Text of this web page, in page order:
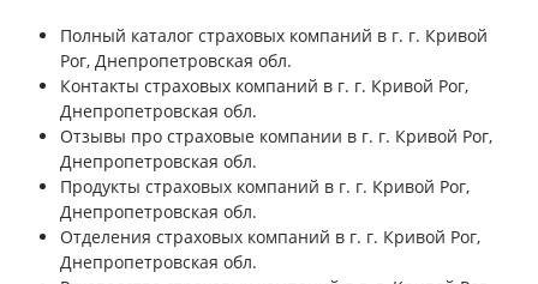
Полный каталог страховых компаний в г. г. Кривой
Рог, Днепропетровская обл.
Контакты страховых компаний в г. г. Кривой Рог,
Днепропетровская обл.
Отзывы про страховые компании в г. г. Кривой Рог,
Днепропетровская обл.
Продукты страховых компаний в г. г. Кривой Рог,
Днепропетровская обл.
Отделения страховых компаний в г. г. Кривой Рог,
Днепропетровская обл.